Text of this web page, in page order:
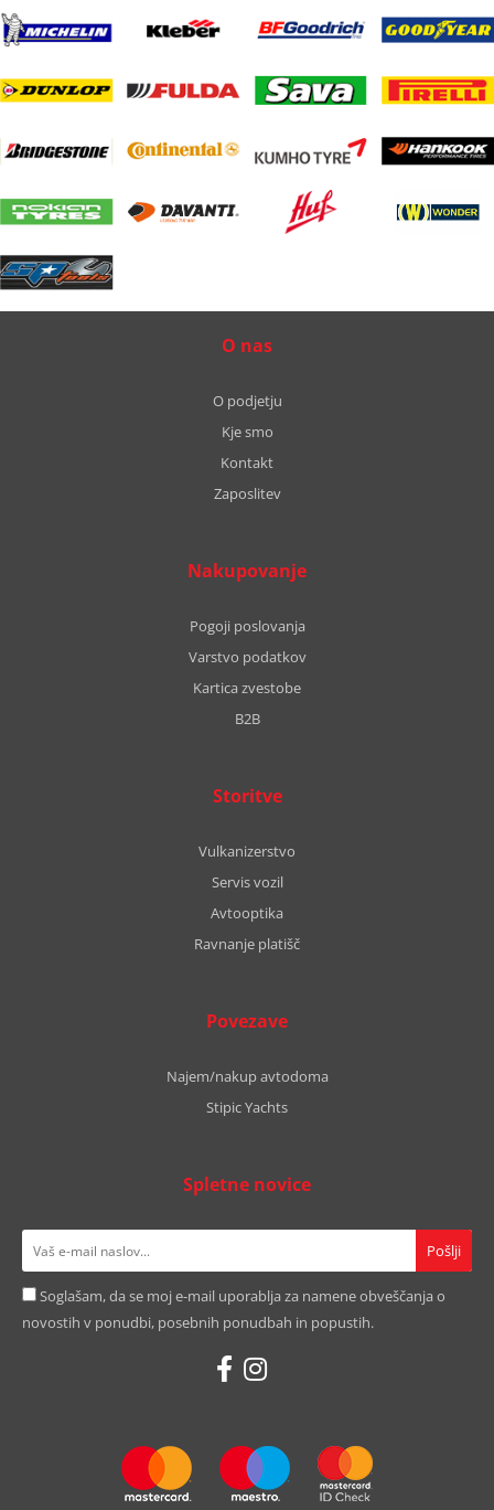
O nas
O podjetju
Kje smo
Kontakt
Zaposlitev
Nakupovanje
Pogoji poslovanja
Varstvo podatkov
Kartica zvestobe
B2B
Storitve
Vulkanizerstvo
Servis vozil
Avtooptika
Ravnanje platišč
Povezave
Najem/nakup avtodoma
Stipic Yachts
Spletne novice
Soglašam, da se moj e-mail uporablja za namene obveščanja o
novostih v ponudbi, posebnih ponudbah in popustih.